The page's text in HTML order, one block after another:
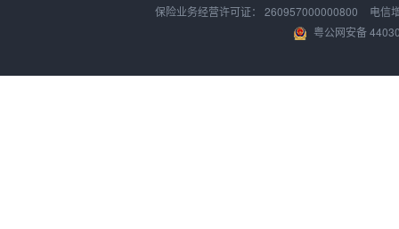
保险业务经营许可证： 260957000000800
电信
粤公网安备